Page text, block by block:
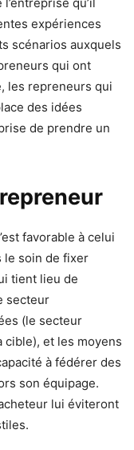
expériences
scénarios auxquels
qui ont
les repreneurs qui
des idées
de prendre un
favorable à celui
le soin de fixer
tient lieu de
secteur
(le secteur
cible), et les moyens
à fédérer des
son équipage.
lui éviteront